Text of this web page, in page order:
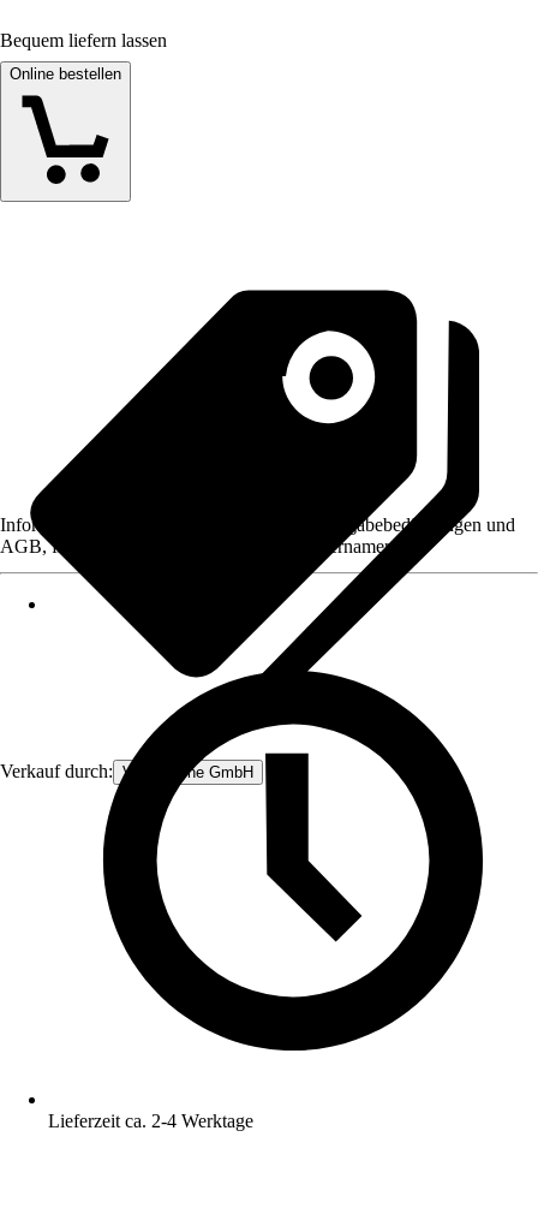
Bequem liefern lassen
Online bestellen
Verkauf durch: V&V Online GmbH
Informationen des Verkäufers, wie z. B. Rückgabebedingungen und
AGB, finden Sie bei Klick auf den Verkäufernamen.
Lieferzeit ca. 2-4 Werktage